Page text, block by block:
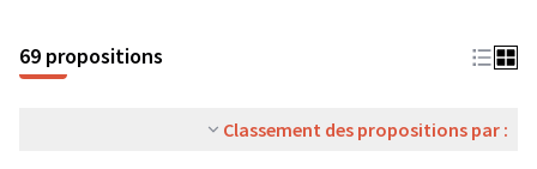
69 propositions
Classement des propositions par :